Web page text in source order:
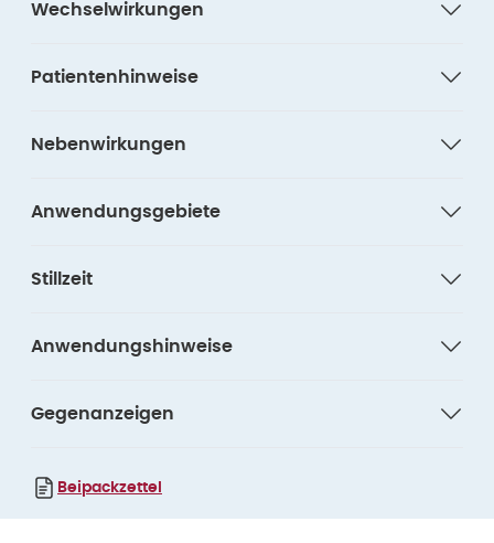
Wechselwirkungen
Patientenhinweise
Nebenwirkungen
Anwendungsgebiete
Stillzeit
Anwendungshinweise
Gegenanzeigen
Beipackzettel